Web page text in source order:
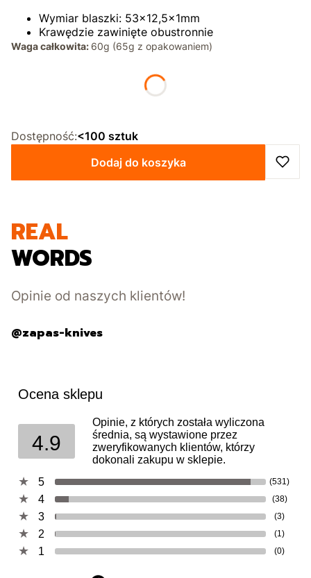
Wymiar blaszki: 53x12,5x1mm
Krawędzie zawinięte obustronnie
Waga całkowita: 60g (65g z opakowaniem)
Dostępność:<100 sztuk
Dodaj do koszyka
REAL
WORDS
Opinie od naszych klientów!
@zapas-knives
Ocena sklepu
4.9
Opinie, z których została wyliczona
średnia, są wystawione przez
zweryfikowanych klientów, którzy
dokonali zakupu w sklepie.
5
(531)
4 (38)
3 (3)
2 (1)
1 (0)